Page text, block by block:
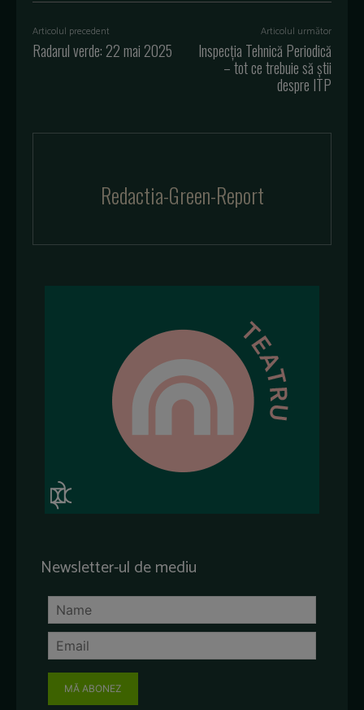
Articolul precedent
Radarul verde: 22 mai 2025
Articolul următor
Inspecția Tehnică Periodică
– tot ce trebuie să știi
despre ITP
Redactia-Green-Report
Newsletter-ul de mediu
MĂ ABONEZ